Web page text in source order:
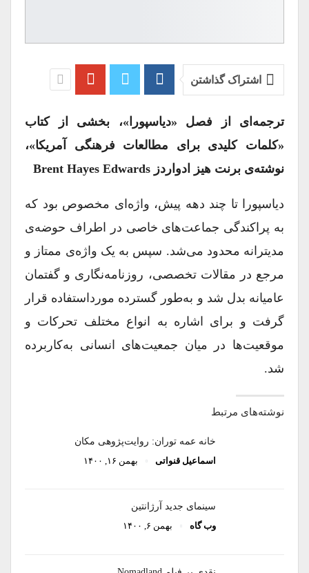
اشتراک گذاشتن
ترجمه‌ای از فصل «دیاسپورا»، بخشی از کتاب
کلمات کلیدی برای مطالعات فرهنگی آمریکا»،
نوشته‌ی برنت هیز ادواردزBrent Hayes Edwards
دیاسپورا تا چند دهه پیش، واژه‌ای مخصوص بود که
به پراکندگی جماعت‌های خاصی در اطراف حوضه‌ی
مدیترانه محدود می‌شد. سپس به یک واژه‌ی ممتاز و
مرجع در مقالات تخصصی، روزنامه‌نگاری و گفتمان
عامیانه بدل شد و به‌طور گسترده مورداستفاده قرار
گرفت و برای اشاره به انواع مختلف تحرکات و
موقعیت‌ها در میان جمعیت‌های انسانی به‌کاربرده
شد.
نوشته‌های مرتبط
خانه عمه توران: روایت­‌پژوهی مکان
اسماعیل قنواتی
بهمن ۱۶, ۱۴۰۰
سینمای جدید آرژانتین
وب گاه
بهمن ۶, ۱۴۰۰